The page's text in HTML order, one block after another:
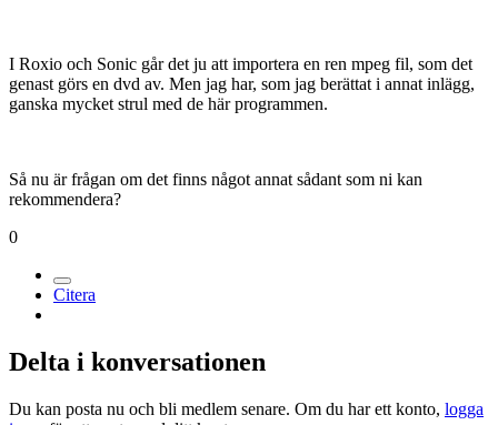
I Roxio och Sonic går det ju att importera en ren mpeg fil, som det
genast görs en dvd av. Men jag har, som jag berättat i annat inlägg,
ganska mycket strul med de här programmen.
Så nu är frågan om det finns något annat sådant som ni kan
rekommendera?
0
Citera
Delta i konversationen
Du kan posta nu och bli medlem senare. Om du har ett konto, logga